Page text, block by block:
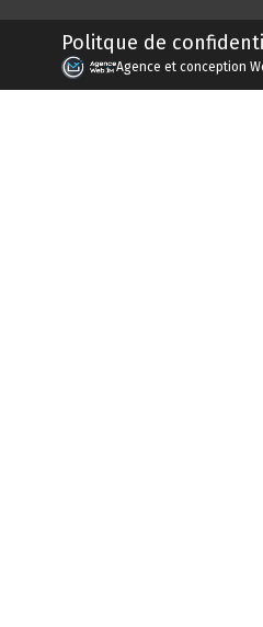
Politque de
Agence et conception